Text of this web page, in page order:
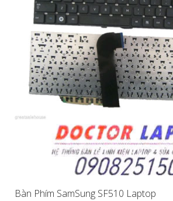
Bàn Phím SamSung SF510 Laptop